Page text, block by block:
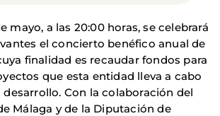
mayo, a las 20:00 horas, se celebrará
el concierto benéfico anual de
finalidad es recaudar fondos para
que esta entidad lleva a cabo
desarrollo. Con la colaboración del
Málaga y de la Diputación de